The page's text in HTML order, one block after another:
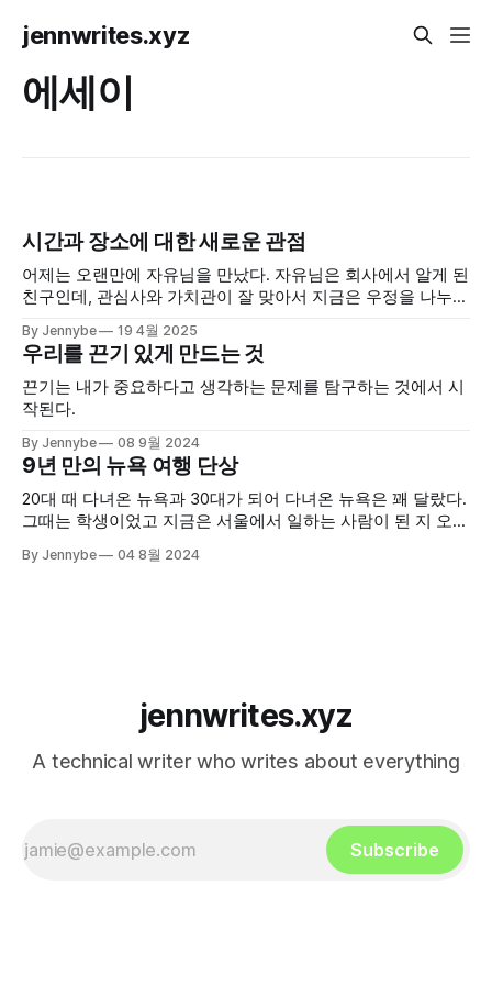
jennwrites.xyz
에세이
시간과 장소에 대한 새로운 관점
어제는 오랜만에 자유님을 만났다. 자유님은 회사에서 알게 된
친구인데, 관심사와 가치관이 잘 맞아서 지금은 우정을 나누는
해 준비 중이다. 나는 회사를 떠나 자기만의 방식으로 일하고,
배우고, 관계를 만들어가는 이런 선택이 무척 담대하고 멋지다
고 생각했다. 이야기를 하다 보니 자유님의 이런 선택이 내가
By Jennybe 19 4월 2025
우리를 끈기 있게 만드는 것
끈기는 내가 중요하다고 생각하는 문제를 탐구하는 것에서 시
작된다.
By Jennybe 08 9월 2024
9년 만의 뉴욕 여행 단상
20대 때 다녀온 뉴욕과 30대가 되어 다녀온 뉴욕은 꽤 달랐다.
그때는 학생이었고 지금은 서울에서 일하는 사람이 된 지 오래
모르겠다.
By Jennybe 04 8월 2024
jennwrites.xyz
A technical writer who writes about everything
Subscribe